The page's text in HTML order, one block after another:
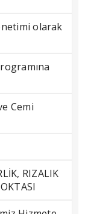
olarak
Cemi
RIZALIK